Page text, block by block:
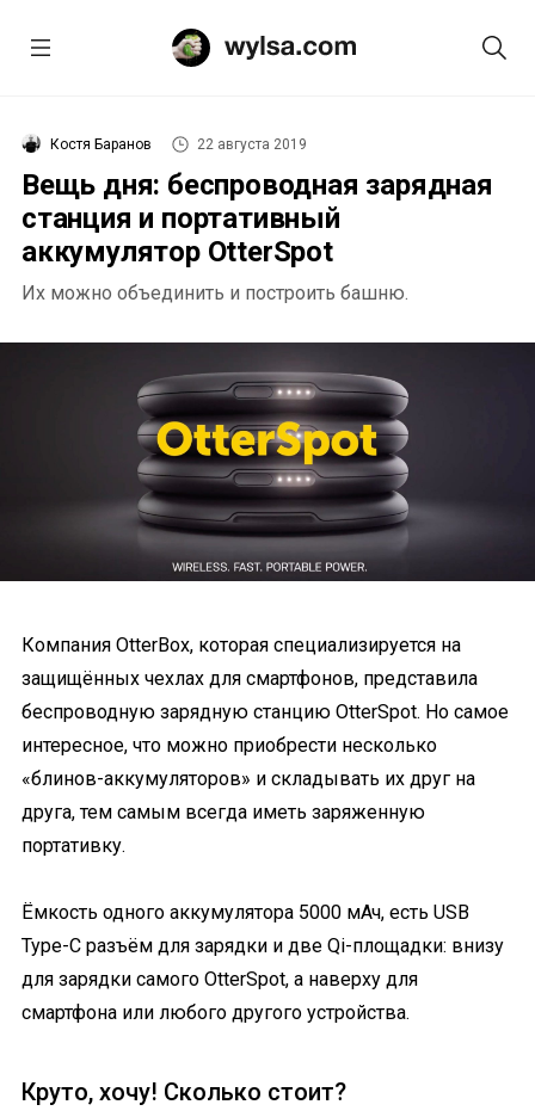
Костя Баранов 22 августа 2019
Вещь дня: беспроводная зарядная
станция и портативный
аккумулятор OtterSpot
Их можно объединить и построить башню.
Компания OtterBox, которая специализируется на
защищённых чехлах для смартфонов, представила
беспроводную зарядную станцию OtterSpot. Но самое
интересное, что можно приобрести несколько
«блинов-аккумуляторов» и складывать их друг на
друга, тем самым всегда иметь заряженную
портативку.
Ёмкость одного аккумулятора 5000 мАч, есть USB
Type-C разъём для зарядки и две Qi-площадки: внизу
для зарядки самого OtterSpot, а наверху для
смартфона или любого другого устройства.
Круто, хочу! Сколько стоит?